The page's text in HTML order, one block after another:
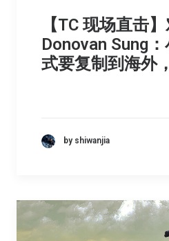
【TC 现场直击
Donovan Sung
式要复制到海外
by shiwanjia